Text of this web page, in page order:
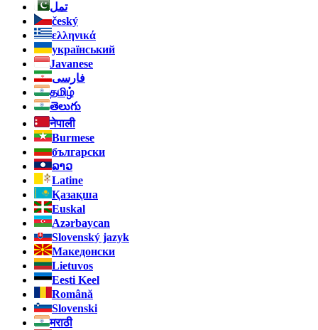
تمل
český
ελληνικά
український
Javanese
فارسی
தமிழ்
తెలుగు
नेपाली
Burmese
български
ລາວ
Latine
Қазақша
Euskal
Azərbaycan
Slovenský jazyk
Македонски
Lietuvos
Eesti Keel
Română
Slovenski
मराठी